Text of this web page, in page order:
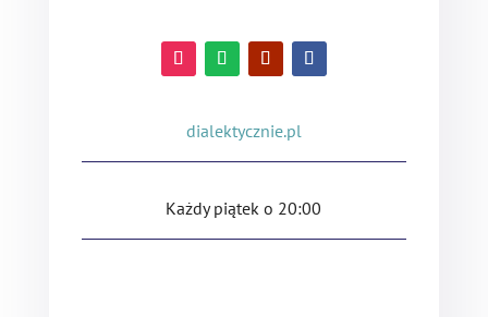
dialektycznie.pl
Każdy piątek o 20:00